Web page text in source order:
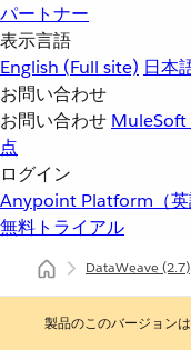
パートナー
表示言語
English (Full site) 日本
お問い合わせ
お問い合わせ MuleSoft
点
ログイン
Anypoint Platform（英
無料トライアル
DataWeave(2.7)
製品のこのバージョンは